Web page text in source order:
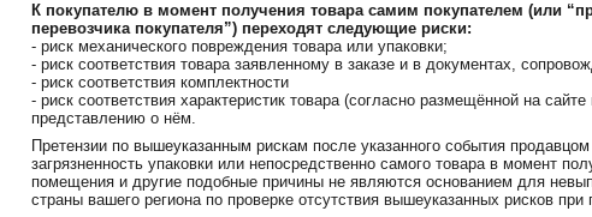
К покупателю в момент получения товара самим покупателем (или
перевозчика покупателя”) переходят следующие риски:
- риск механического повреждения товара или упаковки;
- риск соответствия товара заявленному в заказе и в документах,
- риск соответствия комплектности
- риск соответствия характеристик товара (согласно размещённой на
представлению о нём.
Претензии по вышеуказанным рискам после указанного события
загрязненность упаковки или непосредственно самого товара в момент
помещения и другие подобные причины не являются основанием для
страны вашего региона по проверке отсутствия вышеуказанных рисков при